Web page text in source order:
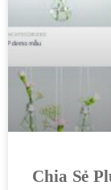
Chia Sẻ